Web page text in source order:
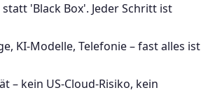
'Black Box'. Jeder Schritt ist
KI-Modelle, Telefonie – fast alles ist
kein US-Cloud-Risiko, kein